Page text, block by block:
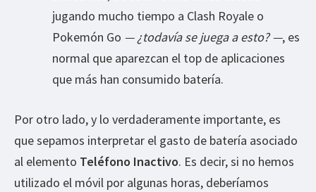
jugando mucho tiempo a Clash Royale o
Pokemón Go — ¿todavía se juega a esto? —, es
normal que aparezcan el top de aplicaciones
que más han consumido batería.
Por otro lado, y lo verdaderamente importante, es
que sepamos interpretar el gasto de batería asociado
al elemento Teléfono Inactivo. Es decir, si no hemos
utilizado el móvil por algunas horas, deberíamos